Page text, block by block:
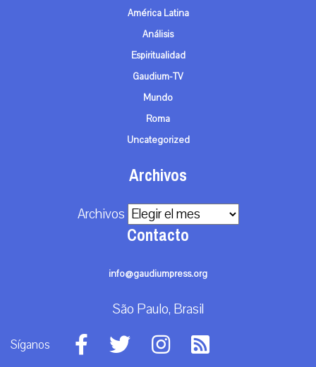
América Latina
Análisis
Espiritualidad
Gaudium-TV
Mundo
Roma
Uncategorized
Archivos
Archivos
Contacto
info@gaudiumpress.org
São Paulo, Brasil
Síganos